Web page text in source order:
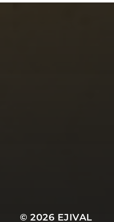
© 2026 EJIVAL